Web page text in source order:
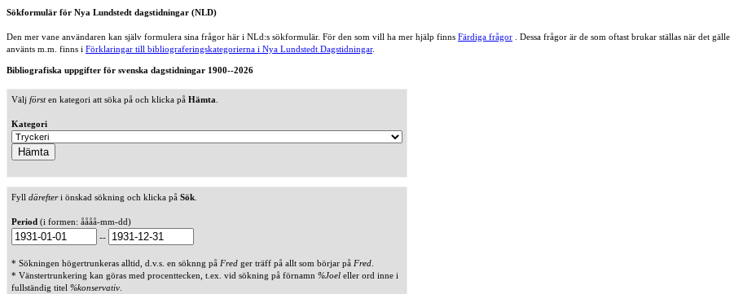
Sökformulär för Nya Lundstedt dagstidningar (NLD)
Den mer vane användaren kan själv formulera sina frågor här i NLd:s sökformulär. För den som vill ha mer hjälp finns Färdiga frågor . Dessa frågor är de som oftast brukar ställas när det
använts m.m. finns i Förklaringar till bibliograferingskategorierna i Nya Lundstedt Dagstidningar.
Bibliografiska uppgifter för svenska dagstidningar 1900--2026
Välj försten kategori att söka på och klicka på Hämta
Kategori
Fyll därefteri önskad sökning och klicka på Sök
Period (i formen: åååå-mm-dd)
--
* Sökningen högertrunkeras alltid, d.v.s. en söknng på Fred ger träff på allt som börjar på Fred
* Vänstertrunkering kan göras med procenttecken, t.ex. vid sökning på förnamn %Joel eller ord inne i
fullständig titel %konservativ